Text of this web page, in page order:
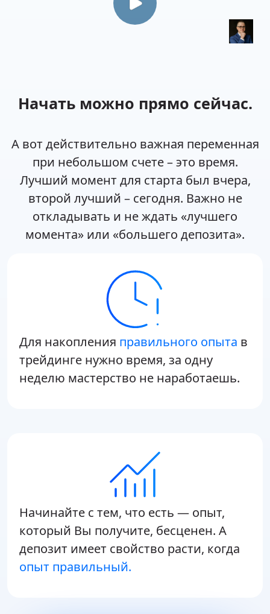
Начать можно прямо сейчас.
А вот действительно важная переменная
при небольшом счете – это время.
Лучший момент для старта был вчера,
второй лучший – сегодня. Важно не
откладывать и не ждать «лучшего
момента» или «большего депозита».
Для накопления правильного опыта в
трейдинге нужно время, за одну
неделю мастерство не наработаешь.
Начинайте с тем, что есть — опыт,
который Вы получите, бесценен. А
депозит имеет свойство расти, когда
опыт правильный.